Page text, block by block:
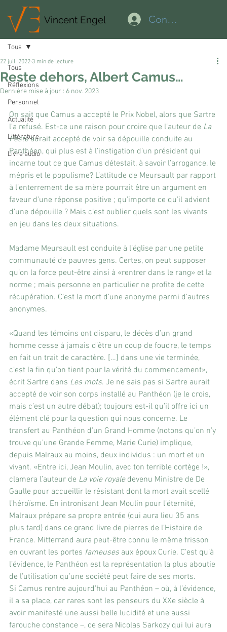
Connexion
Vincent Engel
Tous
Réflexions
Personnel
Actualité
Littérature
Livre audio
Tous
Reste dehors, Albert Camus…
22 juil. 2022 3 min de lecture
Dernière mise à jour : 6 nov. 2023
On sait que Camus a accepté le Prix Nobel, alors que Sartre
l’a refusé. Est-ce une raison pour croire que l’auteur de La
Peste aurait accepté de voir sa dépouille conduite au
Panthéon, qui plus est à l’instigation d’un président qui
incarne tout ce que Camus détestait, à savoir l’arrogance, le
mépris et le populisme? L’attitude de Meursault par rapport
à l’enterrement de sa mère pourrait être un argument en
faveur d’une réponse positive ; qu’importe ce qu’il advient
d’une dépouille ? Mais c’est oublier quels sont les vivants
en jeu dans les deux situations.
Madame Meursault est conduite à l’église par une petite
communauté de pauvres gens. Certes, on peut supposer
qu’on la force peut-être ainsi à «rentrer dans le rang» et la
norme ; mais personne en particulier ne profite de cette
récupération. C’est la mort d’une anonyme parmi d’autres
anonymes.
«Quand les témoins ont disparu, le décès d’un grand
homme cesse à jamais d’être un coup de foudre, le temps
en fait un trait de caractère. […] dans une vie terminée,
c’est la fin qu’on tient pour la vérité du commencement»,
écrit Sartre dans Les mots. Je ne sais pas si Sartre aurait
accepté de voir son corps installé au Panthéon (je le crois,
mais c’est un autre débat); toujours est-il qu’il offre ici un
élément clé pour la question qui nous concerne. Le
transfert au Panthéon d’un Grand Homme (notons qu’on n’y
trouve qu’une Grande Femme, Marie Curie) implique,
depuis Malraux au moins, deux individus : un mort et un
vivant. «Entre ici, Jean Moulin, avec ton terrible cortège !»,
clamera l’auteur de La voie royale devenu Ministre de De
Gaulle pour accueillir le résistant dont la mort avait scellé
l’héroïsme. En intronisant Jean Moulin pour l’éternité,
Malraux prépare sa propre entrée (qui aura lieu 35 ans
plus tard) dans ce grand livre de pierres de l’Histoire de
France. Mitterrand aura peut-être connu le même frisson
en ouvrant les portes fameuses aux époux Curie. C’est qu’à
l’évidence, le Panthéon est la représentation la plus aboutie
de l’utilisation qu’une société peut faire de ses morts.
Si Camus rentre aujourd’hui au Panthéon – où, à l’évidence,
il a sa place, car rares sont les penseurs du XXe siècle à
avoir manifesté une aussi belle lucidité et une aussi
farouche constance –, ce sera Nicolas Sarkozy qui lui aura